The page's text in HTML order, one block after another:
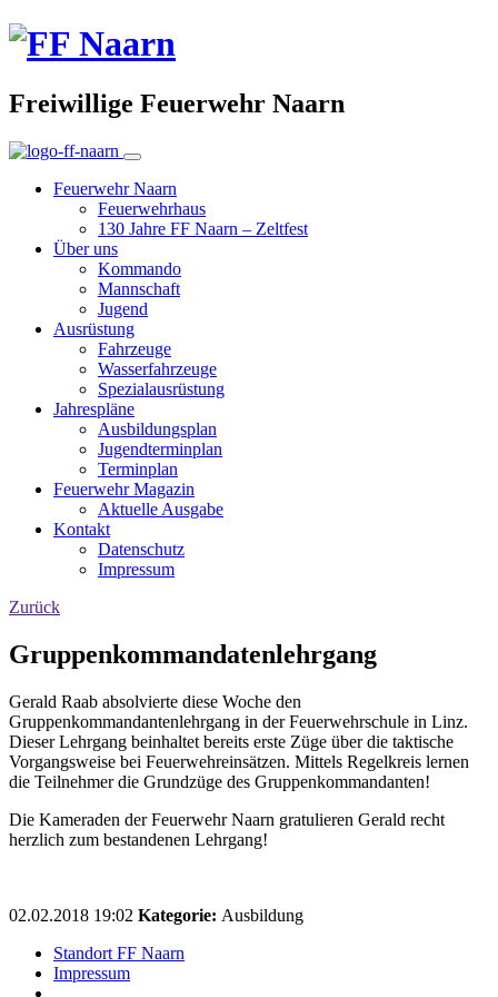
Freiwillige Feuerwehr Naarn
Feuerwehr Naarn
Feuerwehrhaus
130 Jahre FF Naarn – Zeltfest
Über uns
Kommando
Mannschaft
Jugend
Ausrüstung
Fahrzeuge
Wasserfahrzeuge
Spezialausrüstung
Jahrespläne
Ausbildungsplan
Jugendterminplan
Terminplan
Feuerwehr Magazin
Aktuelle Ausgabe
Kontakt
Datenschutz
Impressum
Zurück
Gruppenkommandatenlehrgang
Gerald Raab absolvierte diese Woche den
Gruppenkommandantenlehrgang in der Feuerwehrschule in Linz.
Dieser Lehrgang beinhaltet bereits erste Züge über die taktische
Vorgangsweise bei Feuerwehreinsätzen. Mittels Regelkreis lernen
die Teilnehmer die Grundzüge des Gruppenkommandanten!
Die Kameraden der Feuerwehr Naarn gratulieren Gerald recht
herzlich zum bestandenen Lehrgang!
02.02.2018 19:02 Kategorie: Ausbildung
Standort FF Naarn
Impressum